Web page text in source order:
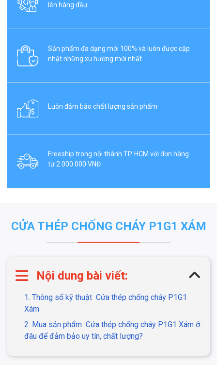
lên hàng đầu
Sản phẩm đa dạng mới 100% và luôn được cập
nhật những xu hướng mới nhất
Luôn đảm bảo chất lượng sản phẩm
Freeship trong nội thành TP. HCM với đơn hàng
từ 2.000.000 VNĐ
CỬA THÉP CHỐNG CHÁY P1G1 XÁM
Nội dung bài viết:
1. Thông số kỹ thuật Cửa thép chống cháy P1G1
Xám
2. Mua sản phẩm Cửa thép chống cháy P1G1 Xám ở
đâu để đảm bảo uy tín, chất lượng?